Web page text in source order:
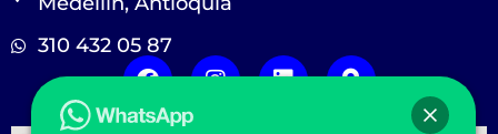
310 432 05 87
F
c
I
L
M